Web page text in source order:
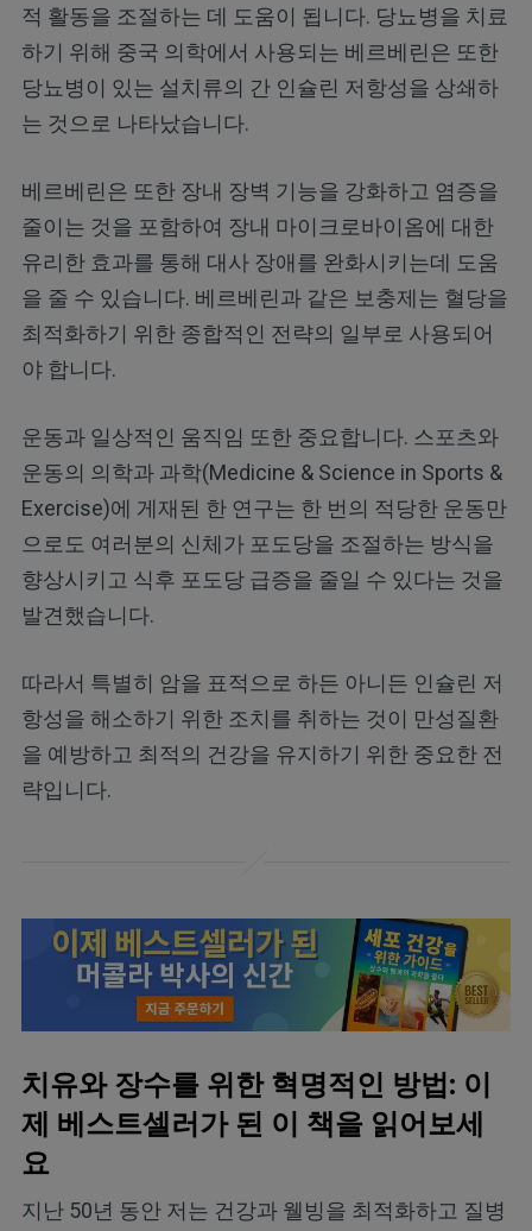
적 활동을 조절하는 데 도움이 됩니다. 당뇨병을 치료
하기 위해 중국 의학에서 사용되는 베르베린은 또한
당뇨병이 있는 설치류의 간 인슐린 저항성을 상쇄하
는 것으로 나타났습니다.
베르베린은 또한 장내 장벽 기능을 강화하고 염증을
줄이는 것을 포함하여 장내 마이크로바이옴에 대한
유리한 효과를 통해 대사 장애를 완화시키는데 도움
을 줄 수 있습니다. 베르베린과 같은 보충제는 혈당을
최적화하기 위한 종합적인 전략의 일부로 사용되어
야 합니다.
운동과 일상적인 움직임 또한 중요합니다. 스포츠와
운동의 의학과 과학(Medicine & Science in Sports &
Exercise)에 게재된 한 연구는 한 번의 적당한 운동만
으로도 여러분의 신체가 포도당을 조절하는 방식을
향상시키고 식후 포도당 급증을 줄일 수 있다는 것을
발견했습니다.
따라서 특별히 암을 표적으로 하든 아니든 인슐린 저
항성을 해소하기 위한 조치를 취하는 것이 만성질환
을 예방하고 최적의 건강을 유지하기 위한 중요한 전
략입니다.
치유와 장수를 위한 혁명적인 방법: 이
제 베스트셀러가 된 이 책을 읽어보세
요
지난 50년 동안 저는 건강과 웰빙을 최적화하고 질병